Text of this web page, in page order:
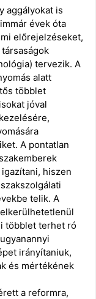
aggályokat is
évek óta
előrejelzéseket,
tervezik. A
alatt
többlet
jóval
A pontatlan
hiszen
telik. A
többlet terhet ró
irányítaniuk,
és mértékének
a reformra,